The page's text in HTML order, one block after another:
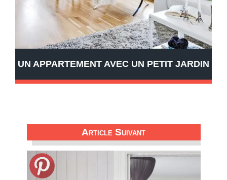
UN APPARTEMENT AVEC UN PETIT JARDIN
Article Suivant